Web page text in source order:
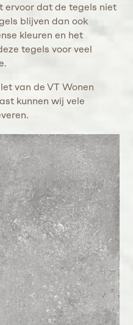
ervoor dat de tegels niet
blijven dan ook
kleuren en het
tegels voor veel
van de VT Wonen
kunnen wij vele